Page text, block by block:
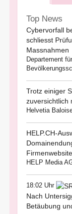
Top News
Cybervorfall
schliesst
Massnahmen
Departement
Trotz einiger
zuversichtlich
Helvetia
HELP.CH-
HELP Media
18:02 Uhr
Nach
Betäubung